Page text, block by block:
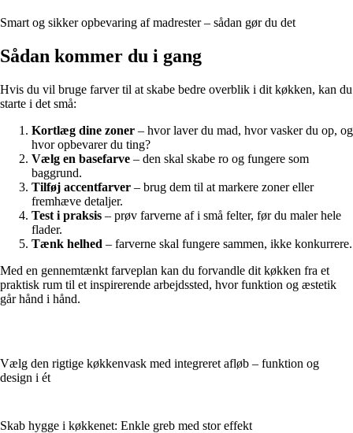
Smart og sikker opbevaring af madrester – sådan gør du det
Sådan kommer du i gang
Hvis du vil bruge farver til at skabe bedre overblik i dit køkken, kan du
starte i det små:
Kortlæg dine zoner – hvor laver du mad, hvor vasker du op, og
hvor opbevarer du ting?
Vælg en basefarve – den skal skabe ro og fungere som
baggrund.
Tilføj accentfarver – brug dem til at markere zoner eller
fremhæve detaljer.
Test i praksis – prøv farverne af i små felter, før du maler hele
flader.
Tænk helhed – farverne skal fungere sammen, ikke konkurrere.
Med en gennemtænkt farveplan kan du forvandle dit køkken fra et
praktisk rum til et inspirerende arbejdssted, hvor funktion og æstetik
går hånd i hånd.
Vælg den rigtige køkkenvask med integreret afløb – funktion og
design i ét
Skab hygge i køkkenet: Enkle greb med stor effekt